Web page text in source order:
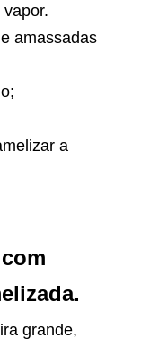
amassadas
a
grande,